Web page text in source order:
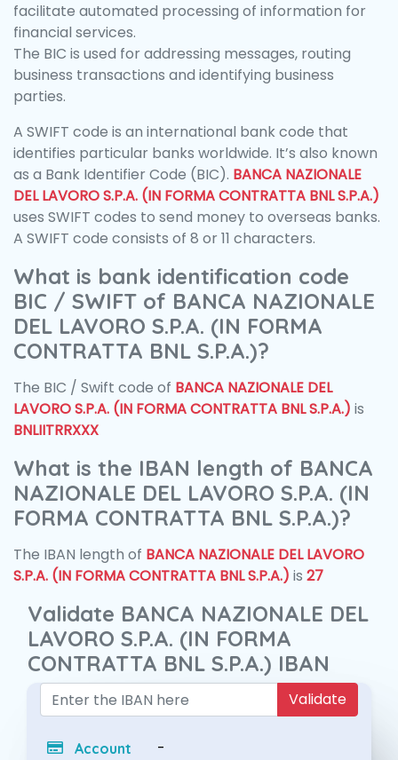
facilitate automated processing of information for
financial services.
The BIC is used for addressing messages, routing
business transactions and identifying business
parties.
A SWIFT code is an international bank code that
identifies particular banks worldwide. It’s also known
as a Bank Identifier Code (BIC). BANCA NAZIONALE
DEL LAVORO S.P.A. (IN FORMA CONTRATTA BNL S.P.A.)
uses SWIFT codes to send money to overseas banks.
A SWIFT code consists of 8 or 11 characters.
What is bank identification code
BIC / SWIFT of BANCA NAZIONALE
DEL LAVORO S.P.A. (IN FORMA
CONTRATTA BNL S.P.A.)?
The BIC / Swift code of BANCA NAZIONALE DEL
LAVORO S.P.A. (IN FORMA CONTRATTA BNL S.P.A.) is
BNLIITRRXXX
What is the IBAN length of BANCA
NAZIONALE DEL LAVORO S.P.A. (IN
FORMA CONTRATTA BNL S.P.A.)?
The IBAN length of BANCA NAZIONALE DEL LAVORO
S.P.A. (IN FORMA CONTRATTA BNL S.P.A.) is 27
Validate BANCA NAZIONALE DEL
LAVORO S.P.A. (IN FORMA
CONTRATTA BNL S.P.A.) IBAN
Validate
Account
-